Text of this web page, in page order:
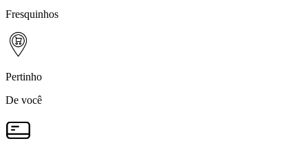
Fresquinhos
Pertinho
De você